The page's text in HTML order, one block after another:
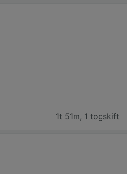
1t 51m, 1 togskift